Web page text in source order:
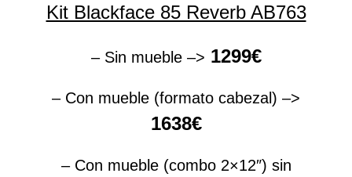
Kit Blackface 85 Reverb AB763
– Sin mueble –> 1299€
– Con mueble (formato cabezal) –>
1638€
– Con mueble (combo 2×12″) sin